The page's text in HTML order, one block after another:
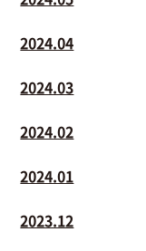
2024.04
2024.03
2024.02
2024.01
2023.12